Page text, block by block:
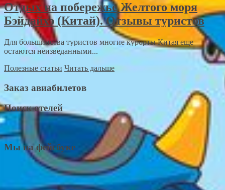
Отдых на побережье Желтого моря
Бэйдайхэ (Китай). Отзывы туристов
Для большинства туристов многие курорты Китая еще
остаются неизведанными...
Полезные статьи Читать дальше
Заказ авиабилетов
Поиск отелей
Мы на фейсбуке